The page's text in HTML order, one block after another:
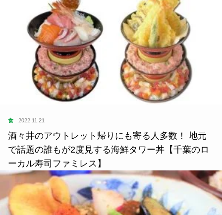
食 2022.11.21
酒々井のアウトレット帰りにも寄る人多数！ 地元
で話題の誰もが2度見する海鮮タワー丼【千葉のロ
ーカル寿司ファミレス】